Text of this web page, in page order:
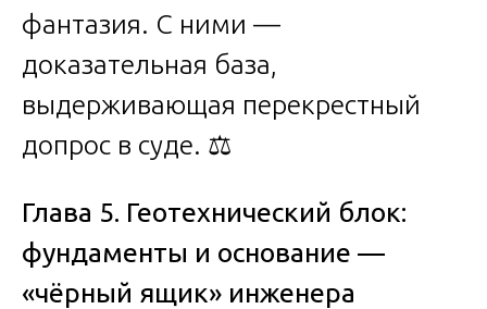
фантазия. С ними —
доказательная база,
выдерживающая перекрестный
допрос в суде. ⚖️
Глава 5. Геотехнический блок:
фундаменты и основание —
«чёрный ящик» инженера